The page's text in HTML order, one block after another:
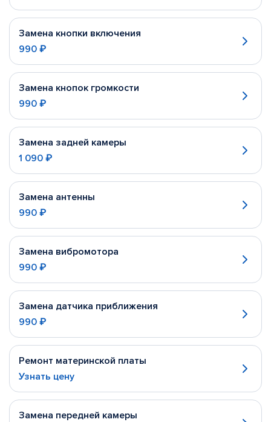
Замена кнопки включения
990 ₽
Замена кнопок громкости
990 ₽
Замена задней камеры
1 090 ₽
Замена антенны
990 ₽
Замена вибромотора
990 ₽
Замена датчика приближения
990 ₽
Ремонт материнской платы
Узнать цену
Замена передней камеры